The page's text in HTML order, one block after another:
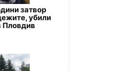
затвор
убили